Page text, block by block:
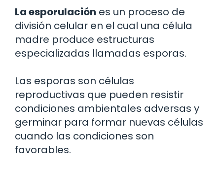
La esporulación es un proceso de
división celular en el cual una célula
madre produce estructuras
especializadas llamadas esporas.
Las esporas son células
reproductivas que pueden resistir
condiciones ambientales adversas y
germinar para formar nuevas células
cuando las condiciones son
favorables.